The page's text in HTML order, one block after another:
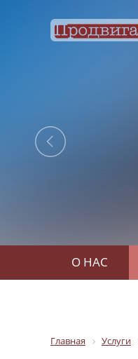
О НАС
Главная Услуги